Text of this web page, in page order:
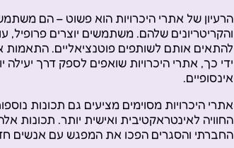
הרעיון של אתרי היכרויות הוא פשוט – הם
והקריטריונים שלהם. משתמשים יוצרים
להתאים אותם לשותפים פוטנציאליים. התאמות
ידי כך, אתרי היכרויות שואפים לספק דרך
אינסופיים.
אתרי היכרויות מסוימים מציעים גם תכונות
החוויה לאינטראקטיבית ואישית יותר.
החברתי והסגרים הפכו את המפגש עם אנשים